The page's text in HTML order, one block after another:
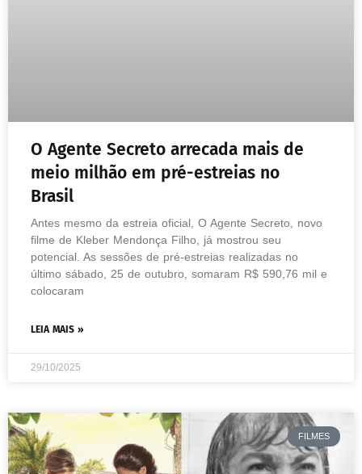
O Agente Secreto arrecada mais de
meio milhão em pré-estreias no
Brasil
Antes mesmo da estreia oficial, O Agente Secreto, novo
filme de Kleber Mendonça Filho, já mostrou seu
potencial. As sessões de pré-estreias realizadas no
último sábado, 25 de outubro, somaram R$ 590,76 mil e
colocaram
LEIA MAIS »
29/10/2025
FILMES